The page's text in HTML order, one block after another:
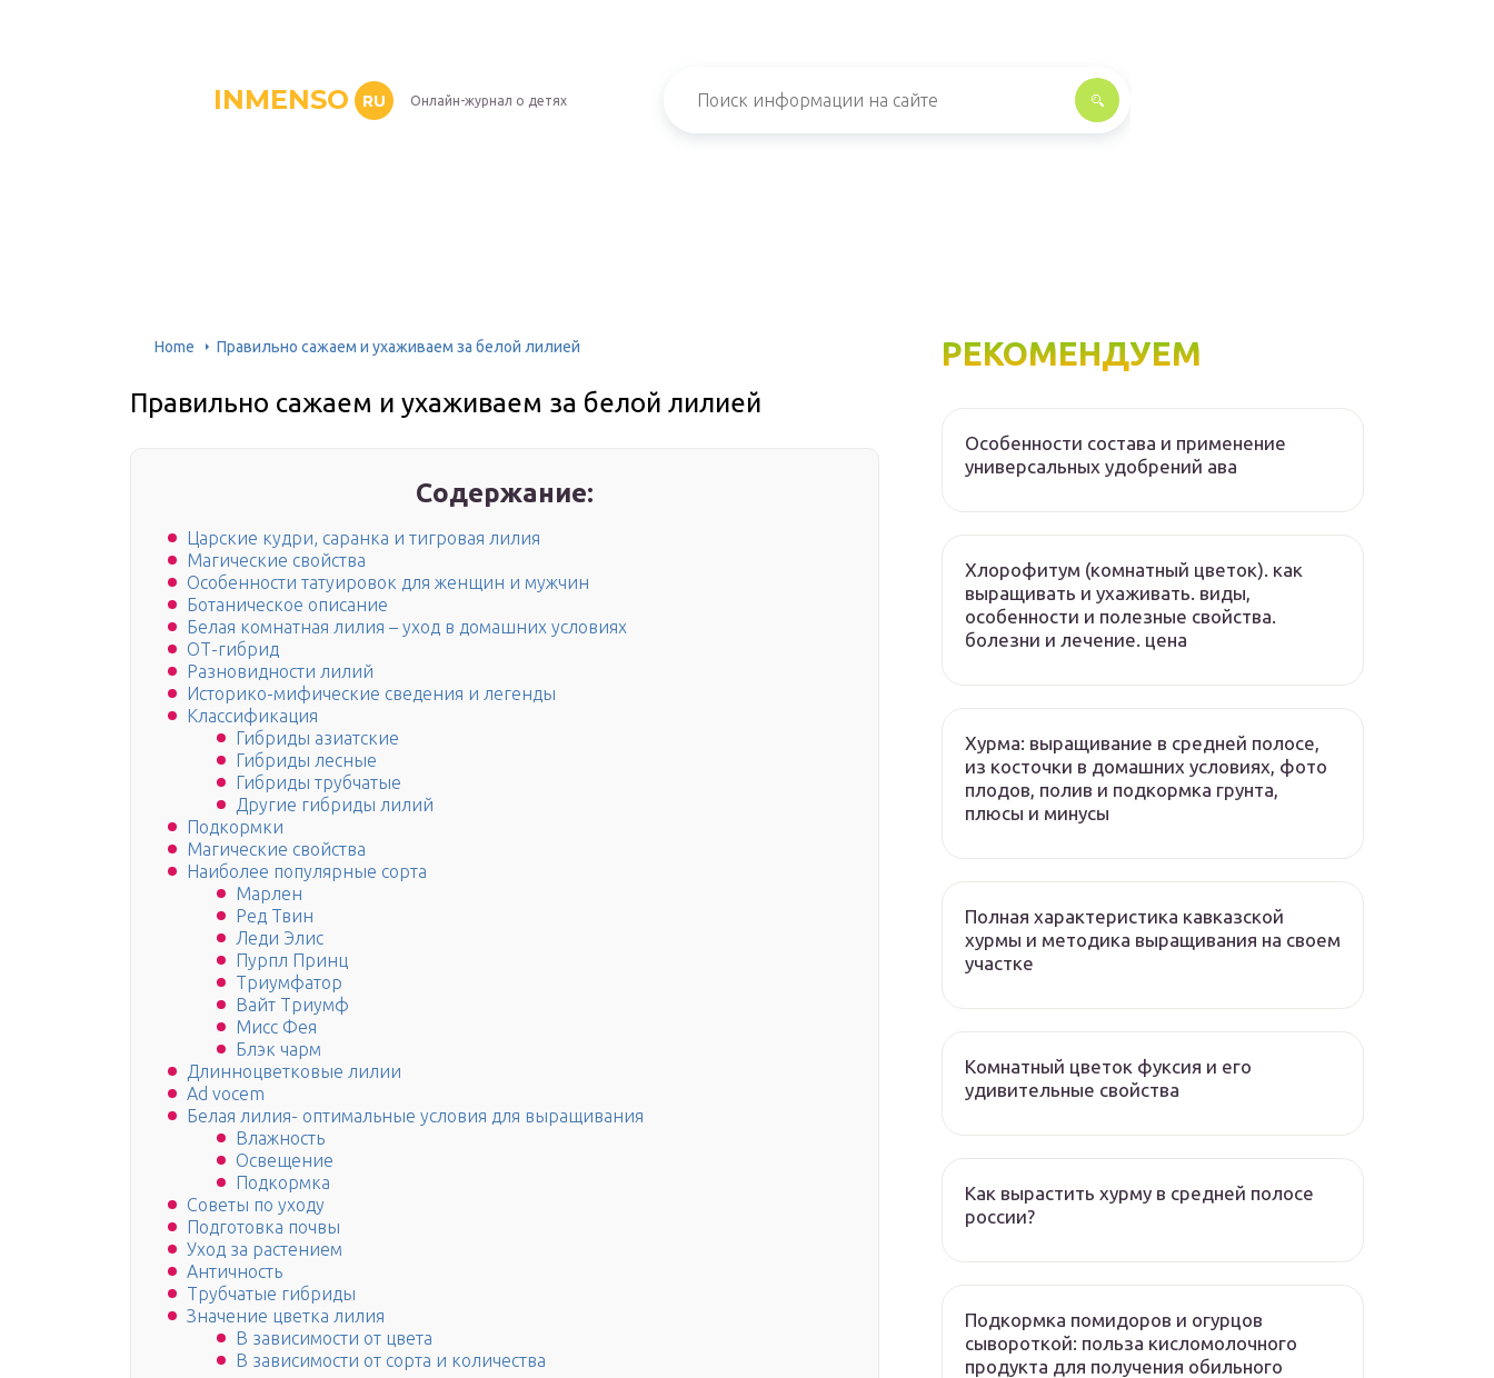
INMENSO RU Онлайн-журнал о детях
Home Правильно сажаем и ухаживаем за белой лилией
Правильно сажаем и ухаживаем за белой лилией
Содержание:
Царские кудри, саранка и тигровая лилия
Магические свойства
Особенности татуировок для женщин и мужчин
Ботаническое описание
Белая комнатная лилия – уход в домашних условиях
ОТ-гибрид
Разновидности лилий
Историко-мифические сведения и легенды
Классификация
Гибриды азиатские
Гибриды лесные
Гибриды трубчатые
Другие гибриды лилий
Подкормки
Магические свойства
Наиболее популярные сорта
Марлен
Ред Твин
Леди Элис
Пурпл Принц
Триумфатор
Вайт Триумф
Мисс Фея
Блэк чарм
Длинноцветковые лилии
Ad vocem
Белая лилия- оптимальные условия для выращивания
Влажность
Освещение
Подкормка
Советы по уходу
Подготовка почвы
Уход за растением
Античность
Трубчатые гибриды
Значение цветка лилия
В зависимости от цвета
В зависимости от сорта и количества
РЕКОМЕНДУЕМ
Особенности состава и применение
универсальных удобрений ава
Хлорофитум (комнатный цветок). как
выращивать и ухаживать. виды,
особенности и полезные свойства.
болезни и лечение. цена
Хурма: выращивание в средней полосе,
из косточки в домашних условиях, фото
плодов, полив и подкормка грунта,
плюсы и минусы
Полная характеристика кавказской
хурмы и методика выращивания на своем
участке
Комнатный цветок фуксия и его
удивительные свойства
Как вырастить хурму в средней полосе
россии?
Подкормка помидоров и огурцов
сывороткой: польза кисломолочного
продукта для получения обильного